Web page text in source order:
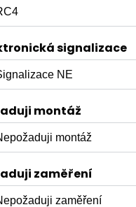
signalizace
montáž
zaměření